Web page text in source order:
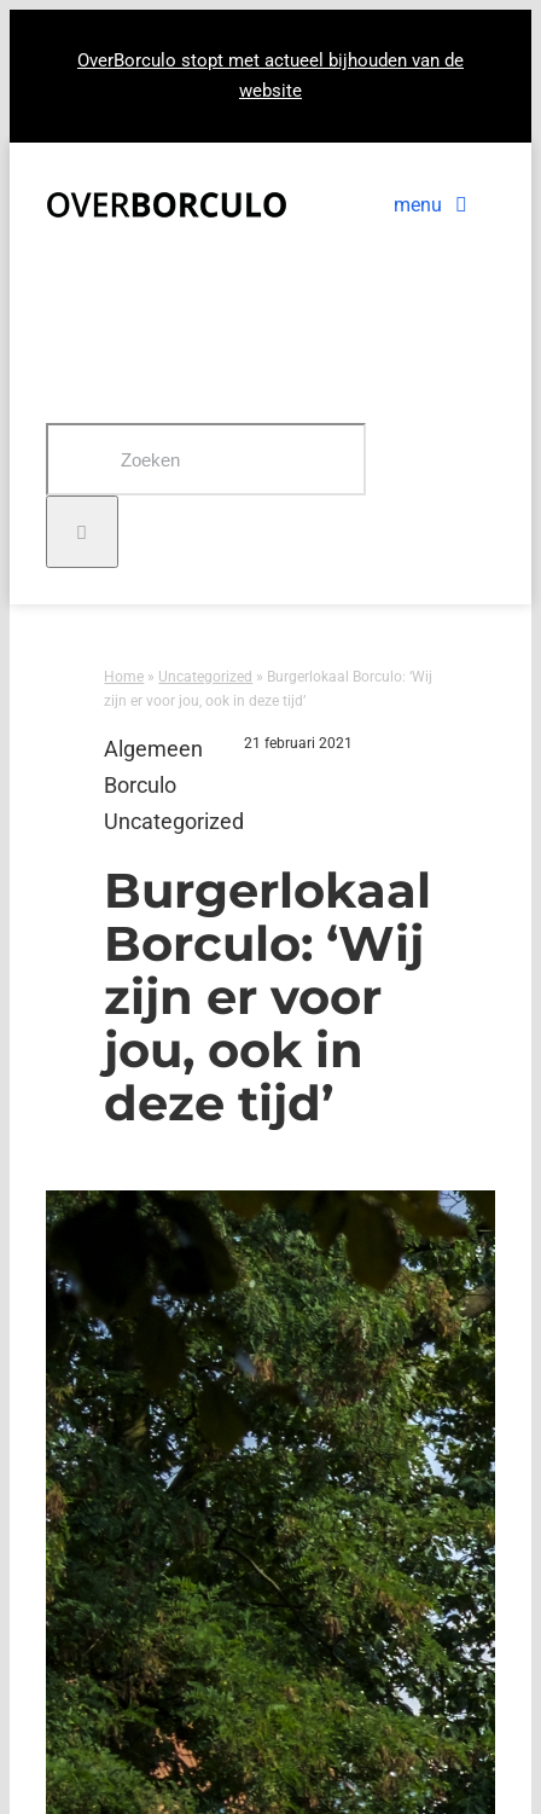
OverBorculo stopt met actueel bijhouden van de
website
menu
Home » Uncategorized » Burgerlokaal Borculo: ‘Wij
zijn er voor jou, ook in deze tijd’
Algemeen
Borculo
Uncategorized
21 februari 2021
Burgerlokaal
Borculo: ‘Wij
zijn er voor
jou, ook in
deze tijd’